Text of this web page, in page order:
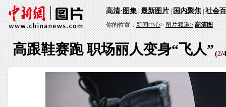
高清·图集|最新图片|国内聚焦|社会
你的位置：新闻中心>图片频道> 高清图
高跟鞋赛跑 职场丽人变身“飞人” (2/4